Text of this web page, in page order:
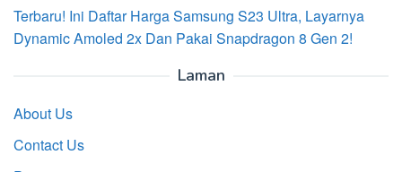
Terbaru! Ini Daftar Harga Samsung S23 Ultra, Layarnya
Dynamic Amoled 2x Dan Pakai Snapdragon 8 Gen 2!
Laman
About Us
Contact Us